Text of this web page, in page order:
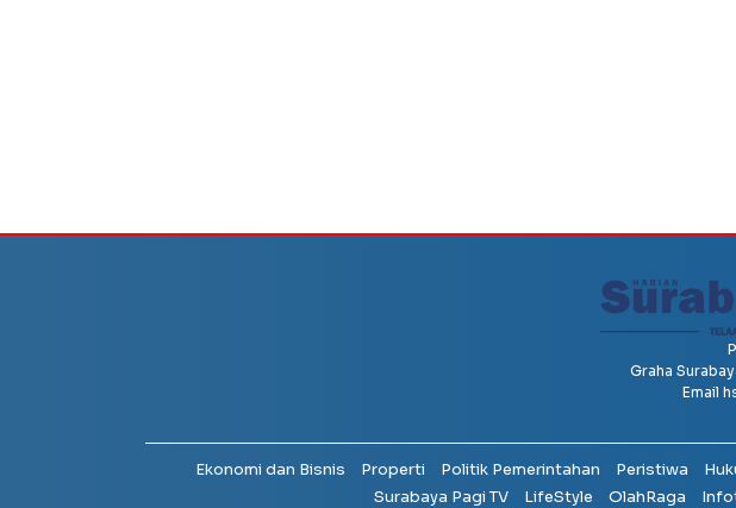
Graha
Email
Ekonomi dan Bisnis Properti Politik Pemerintahan Peristiwa
Surabaya Pagi TV
LifeStyle OlahRaga